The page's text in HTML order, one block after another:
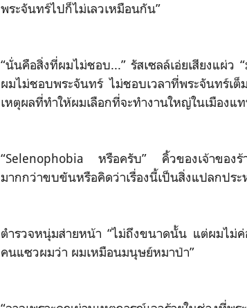
พระจันทร์ไปก็ไม่เลวเหมือนกัน”
“นั่นคือสิ่งที่ผมไม่ชอบ...” รัสเซลล์เอ่ยเสียงแผ่ว
ผมไม่ชอบพระจันทร์ ไม่ชอบเวลาที่พระจันทร์เ
เหตุผลที่ทำให้ผมเลือกที่จะทำงานใหญ่ในเมืองแ
“Selenophobia หรือครับ” คิ้วของเจ้าของร้
มากกว่าขบขันหรือคิดว่าเรื่องนี้เป็นสิ่งแปลกประ
ตำรวจหนุ่มส่ายหน้า “ไม่ถึงขนาดนั้น แต่ผมไม่ค่
คนแซวผมว่า ผมเหมือนมนุษย์หมาป่า”